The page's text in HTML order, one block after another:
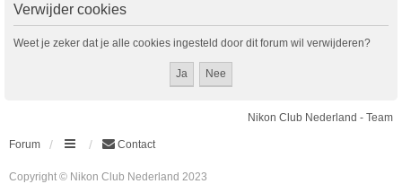
Verwijder cookies
Weet je zeker dat je alle cookies ingesteld door dit forum wil verwijderen?
Nikon Club Nederland - Team
Forum Contact
Copyright © Nikon Club Nederland 2023